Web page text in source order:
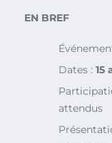
EN BREF
Dates : 15
attendus